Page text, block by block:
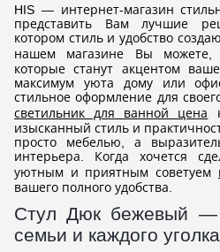
HIS — интернет-магазин
представить Вам лучшие
котором стиль и удобство
нашем магазине Вы можете,
которые станут акцентом
максимум уюта дому или
стильное оформление для
светильник для ванной цена
изысканный стиль и
просто мебелью, а
интерьера. Когда хочется
уютным и приятным советуем
вашего полного удобства.
Стул Дюк бежевый —
семьи и каждого